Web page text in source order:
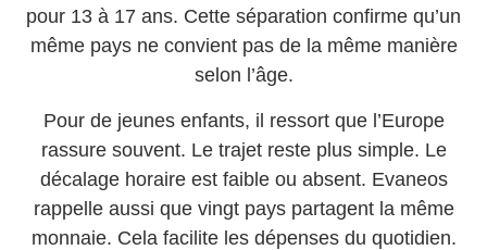
pour 13 à 17 ans. Cette séparation confirme qu’un
même pays ne convient pas de la même manière
selon l’âge.
Pour de jeunes enfants, il ressort que l’Europe
rassure souvent. Le trajet reste plus simple. Le
décalage horaire est faible ou absent. Evaneos
rappelle aussi que vingt pays partagent la même
monnaie. Cela facilite les dépenses du quotidien.